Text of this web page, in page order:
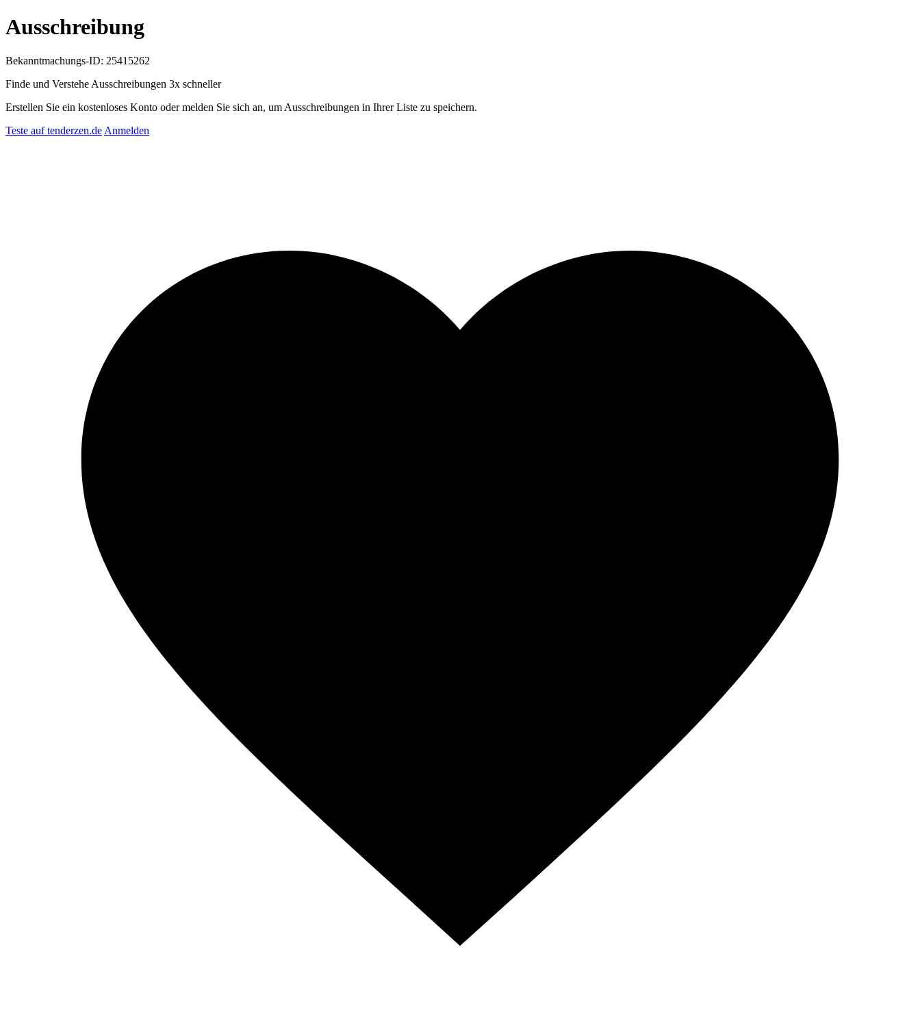
Ausschreibung
Bekanntmachungs-ID: 25415262
Finde und Verstehe Ausschreibungen 3x schneller
Erstellen Sie ein kostenloses Konto oder melden Sie sich an, um Ausschreibungen in Ihrer Liste zu speichern.
Teste auf tenderzen.de Anmelden